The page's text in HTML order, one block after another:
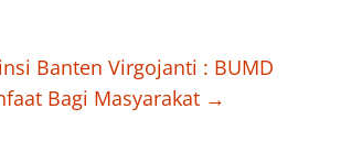
Banten Virgojanti : BUMD
Bagi Masyarakat →